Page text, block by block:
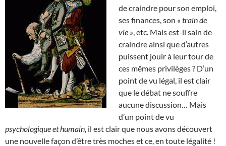
de craindre pour son emploi,
ses finances, son « train de
vie » , etc. Mais est-il sain de
craindre ainsi que d’autres
puissent jouir à leur tour de
ces mêmes privilèges ? D’un
point de vu légal, il est clair
que le débat ne souffre
aucune discussion… Mais
d’un point de vu
psychologique et humain , il est clair que nous avons découvert
une nouvelle façon d’être très moches et ce, en toute légalité !